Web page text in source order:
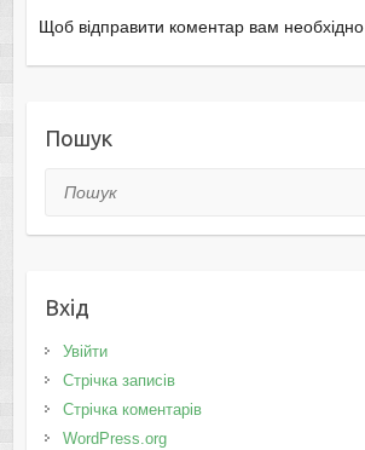
Щоб відправити коментар вам необхідно
Пошук
Пошук
Вхід
Увійти
Стрічка записів
Стрічка коментарів
WordPress.org